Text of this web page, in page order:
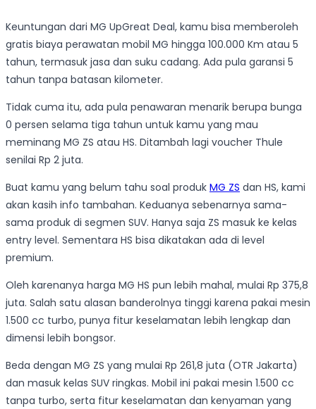
Keuntungan dari MG UpGreat Deal, kamu bisa memberoleh
gratis biaya perawatan mobil MG hingga 100.000 Km atau 5
tahun, termasuk jasa dan suku cadang. Ada pula garansi 5
tahun tanpa batasan kilometer.
Tidak cuma itu, ada pula penawaran menarik berupa bunga
0 persen selama tiga tahun untuk kamu yang mau
meminang MG ZS atau HS. Ditambah lagi voucher Thule
senilai Rp 2 juta.
Buat kamu yang belum tahu soal produk MG ZS dan HS, kami
akan kasih info tambahan. Keduanya sebenarnya sama-
sama produk di segmen SUV. Hanya saja ZS masuk ke kelas
entry level. Sementara HS bisa dikatakan ada di level
premium.
Oleh karenanya harga MG HS pun lebih mahal, mulai Rp 375,8
juta. Salah satu alasan banderolnya tinggi karena pakai mesin
1.500 cc turbo, punya fitur keselamatan lebih lengkap dan
dimensi lebih bongsor.
Beda dengan MG ZS yang mulai Rp 261,8 juta (OTR Jakarta)
dan masuk kelas SUV ringkas. Mobil ini pakai mesin 1.500 cc
tanpa turbo, serta fitur keselamatan dan kenyaman yang